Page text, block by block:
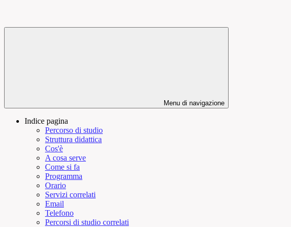
Menu di navigazione
Indice pagina
Percorso di studio
Struttura didattica
Cos'è
A cosa serve
Come si fa
Programma
Orario
Servizi correlati
Email
Telefono
Percorsi di studio correlati